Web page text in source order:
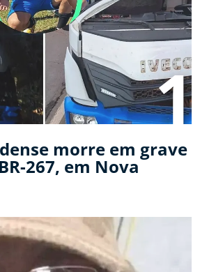
1
morre em grave
267, em Nova